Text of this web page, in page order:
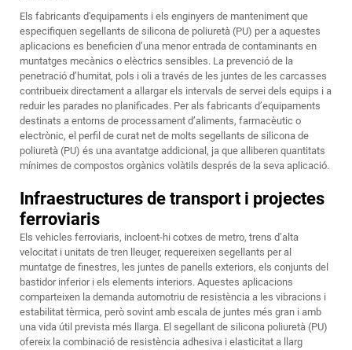
Els fabricants d'equipaments i els enginyers de manteniment que
especifiquen segellants de silicona de poliuretà (PU) per a aquestes
aplicacions es beneficien d’una menor entrada de contaminants en
muntatges mecànics o elèctrics sensibles. La prevenció de la
penetració d’humitat, pols i oli a través de les juntes de les carcasses
contribueix directament a allargar els intervals de servei dels equips i a
reduir les parades no planificades. Per als fabricants d’equipaments
destinats a entorns de processament d’aliments, farmacèutic o
electrònic, el perfil de curat net de molts segellants de silicona de
poliuretà (PU) és una avantatge addicional, ja que alliberen quantitats
mínimes de compostos orgànics volàtils després de la seva aplicació.
Infraestructures de transport i projectes
ferroviaris
Els vehicles ferroviaris, incloent-hi cotxes de metro, trens d’alta
velocitat i unitats de tren lleuger, requereixen segellants per al
muntatge de finestres, les juntes de panells exteriors, els conjunts del
bastidor inferior i els elements interiors. Aquestes aplicacions
comparteixen la demanda automotriu de resistència a les vibracions i
estabilitat tèrmica, però sovint amb escala de juntes més gran i amb
una vida útil prevista més llarga. El segellant de silicona poliuretà (PU)
ofereix la combinació de resistència adhesiva i elasticitat a llarg